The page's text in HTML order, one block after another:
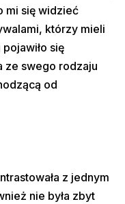
mi się widzieć
którzy mieli
się
ze swego rodzaju
od
z jednym
nie była zbyt